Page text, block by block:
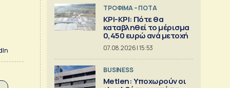
ΤΡΟΦΙΜΑ – ΠΟΤΑ
ΚΡΙ-ΚΡΙ: Πότε θα
καταβληθεί το μέρισμα
0,450 ευρώ ανά μετοχή
07.08.2026 | 15:53
BUSINESS
Metlen: Υποχωρούν οι